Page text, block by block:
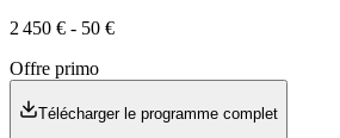
2 450 € - 50 €
Offre primo
Télécharger le programme complet